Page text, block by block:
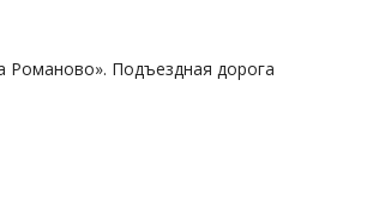
Романово». Подъездная дорога